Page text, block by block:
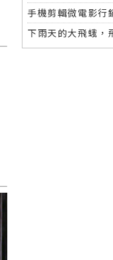
下雨天的大飛蛾，